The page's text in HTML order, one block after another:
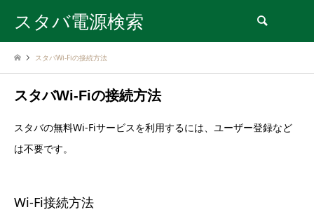
スタバ電源検索
スタバWi-Fiの接続方法
スタバWi-Fiの接続方法
スタバの無料Wi-Fiサービスを利用するには、ユーザー登録など
は不要です。
Wi-Fi接続方法